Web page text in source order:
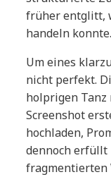
früher entglitt,
handeln konnte.
Um eines
nicht perfekt.
holprigen
Screenshot
hochladen,
dennoch erfüllt
fragmentierten